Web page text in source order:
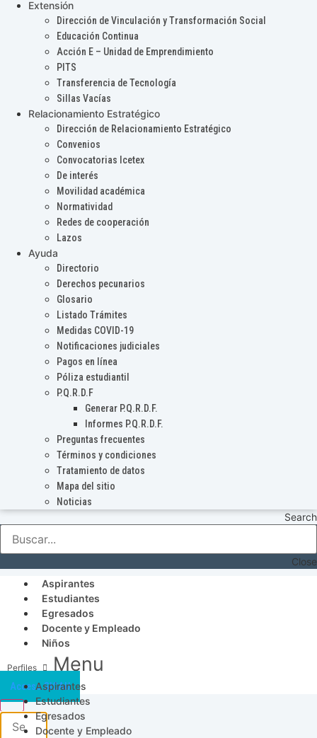
Extensión
Dirección de Vinculación y Transformación Social
Educación Continua
Acción E – Unidad de Emprendimiento
PITS
Transferencia de Tecnología
Sillas Vacías
Relacionamiento Estratégico
Dirección de Relacionamiento Estratégico
Convenios
Convocatorias Icetex
De interés
Movilidad académica
Normatividad
Redes de cooperación
Lazos
Ayuda
Directorio
Derechos pecunarios
Glosario
Listado Trámites
Medidas COVID-19
Notificaciones judiciales
Pagos en línea
Póliza estudiantil
P.Q.R.D.F
Generar P.Q.R.D.F.
Informes P.Q.R.D.F.
Preguntas frecuentes
Términos y condiciones
Tratamiento de datos
Mapa del sitio
Noticias
Search
Close
Aspirantes
Estudiantes
Egresados
Docente y Empleado
Niños
Menu
Aspirantes
Estudiantes
Egresados
Docente y Empleado
Acceso SICAU